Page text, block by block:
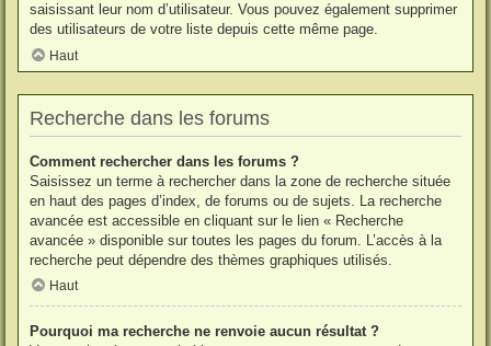
saisissant leur nom d’utilisateur. Vous pouvez également supprimer
des utilisateurs de votre liste depuis cette même page.
Haut
Recherche dans les forums
Comment rechercher dans les forums ?
Saisissez un terme à rechercher dans la zone de recherche située
en haut des pages d’index, de forums ou de sujets. La recherche
avancée est accessible en cliquant sur le lien « Recherche
avancée » disponible sur toutes les pages du forum. L’accès à la
recherche peut dépendre des thèmes graphiques utilisés.
Haut
Pourquoi ma recherche ne renvoie aucun résultat ?